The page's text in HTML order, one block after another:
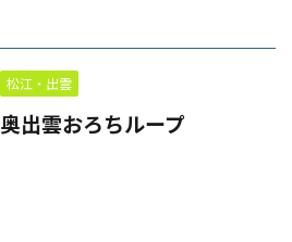
松江・出雲
奥出雲おろちループ